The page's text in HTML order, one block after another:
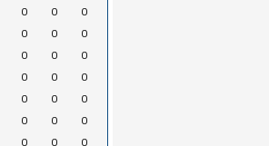
0 0
0
0 0
0
0 0
0
0 0
0
0 0
0
0 0
0
0 0 0